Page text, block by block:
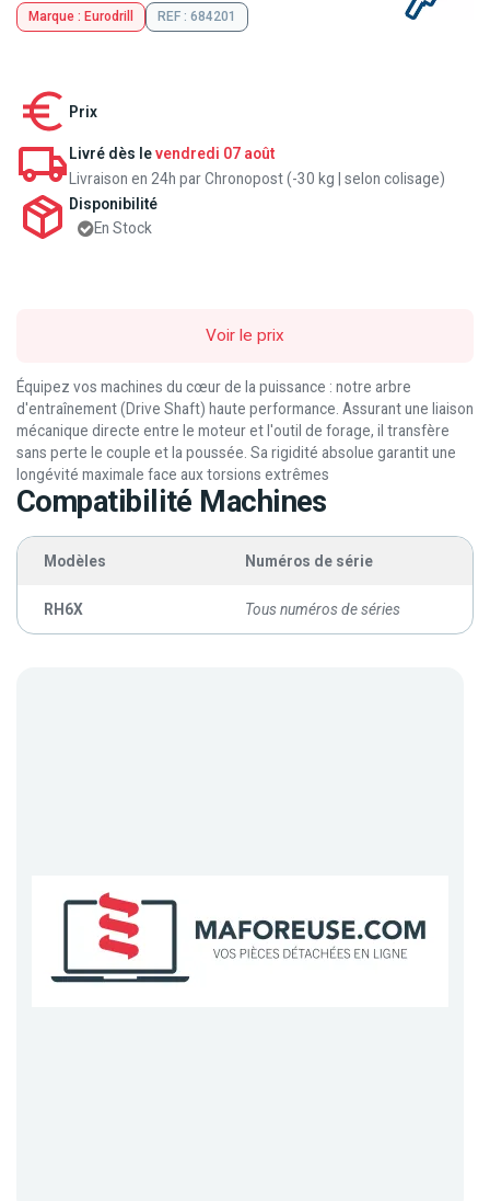
Marque : Eurodrill REF : 684201
Prix
Livré dès levendredi 07 août
Livraison en 24h par Chronopost (-30 kg | selon colisage)
Disponibilité
En Stock
Voir le prix
Équipez vos machines du cœur de la puissance : notre arbre
d'entraînement (Drive Shaft) haute performance. Assurant une liaison
mécanique directe entre le moteur et l'outil de forage, il transfère
sans perte le couple et la poussée. Sa rigidité absolue garantit une
longévité maximale face aux torsions extrêmes
Compatibilité Machines
Modèles Numéros de série
RH6X Tous numéros de séries